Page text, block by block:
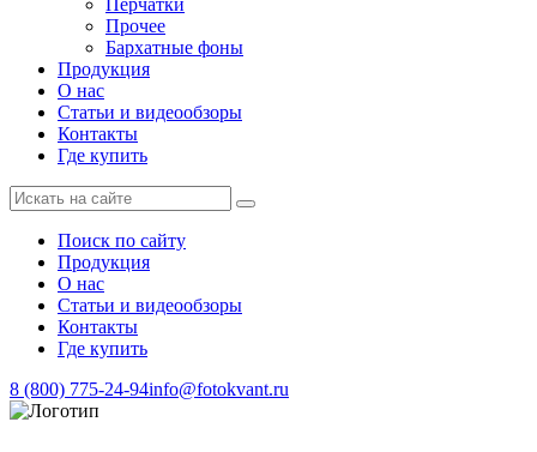
Перчатки
Прочее
Бархатные фоны
Продукция
О нас
Статьи и видеообзоры
Контакты
Где купить
Поиск по сайту
Продукция
О нас
Статьи и видеообзоры
Контакты
Где купить
8 (800) 775-24-94info@fotokvant.ru